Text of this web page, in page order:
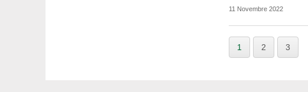
11 Novembre 2022
1 2 3